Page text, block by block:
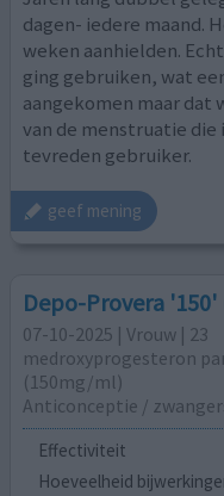
dagen- iedere maand.
weken aanhielden.
ging gebruiken, wat
aangekomen maar
van de menstruatie die
tevreden gebruiker.
geef mening
Depo-Provera
07-10-2025 | Vrouw | 23
medroxyprogesteron
(150mg/ml)
Anticonceptie /
Effectiviteit
Hoeveelheid